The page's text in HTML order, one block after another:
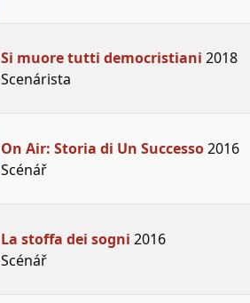
Si muore tutti democristiani 2018
Scenárista
On Air: Storia di Un Successo2016
Scénář
La stoffa dei sogni 2016
Scénář